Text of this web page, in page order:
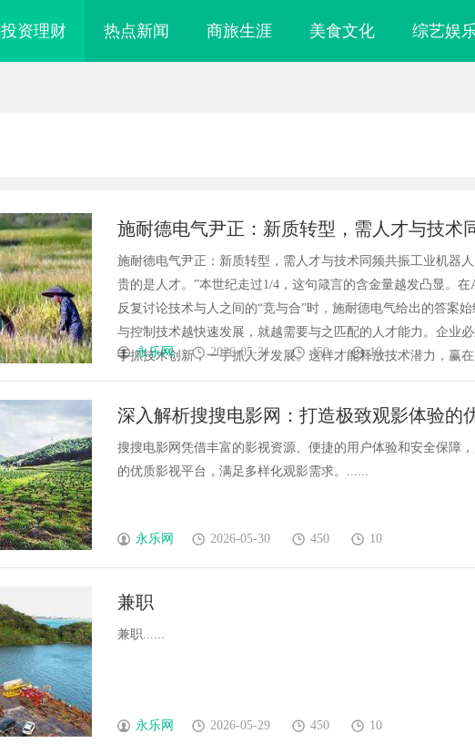
投资理财 热点新闻 商旅生涯 美食文化 综艺娱
施耐德电气尹正：新质转型，需人才与技术
施耐德电气尹正：新质转型，需人才与技术同频共振工业机器
贵的是人才。”本世纪走过1/4，这句箴言的含金量越发凸显。
反复讨论技术与人之间的“竞与合”时，施耐德电气给出的答案
与控制技术越快速发展，就越需要与之匹配的人才能力。企业
手抓技术创新，一手抓人才发展。这样才能释放技术潜力，赢
永乐网 2026-05-31 450 10
深入解析搜搜电影网：打造极致观影体验的
搜搜电影网凭借丰富的影视资源、便捷的用户体验和安全保障
的优质影视平台，满足多样化观影需求。......
永乐网 2026-05-30 450 10
兼职
兼职......
永乐网 2026-05-29 450 10
武汉配眼镜 上海配眼镜 云电影网：新时代
端平台解析